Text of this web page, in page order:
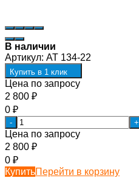
В наличии
Артикул: AT 134-22
Купить в 1 клик
Цена по запросу
2 800 ₽
0 ₽
- +
Цена по запросу
2 800 ₽
0 ₽
КупитьПерейти в корзину